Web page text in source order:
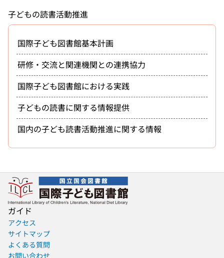
子どもの読書活動推進
国際子ども図書館基本計画
研修・交流と関連機関との連携協力
国際子ども図書館における実践
子どもの読書に関する情報提供
国内の子ども読書活動推進に関する情報
ガイド
アクセス
サイトマップ
よくある質問
お問い合わせ